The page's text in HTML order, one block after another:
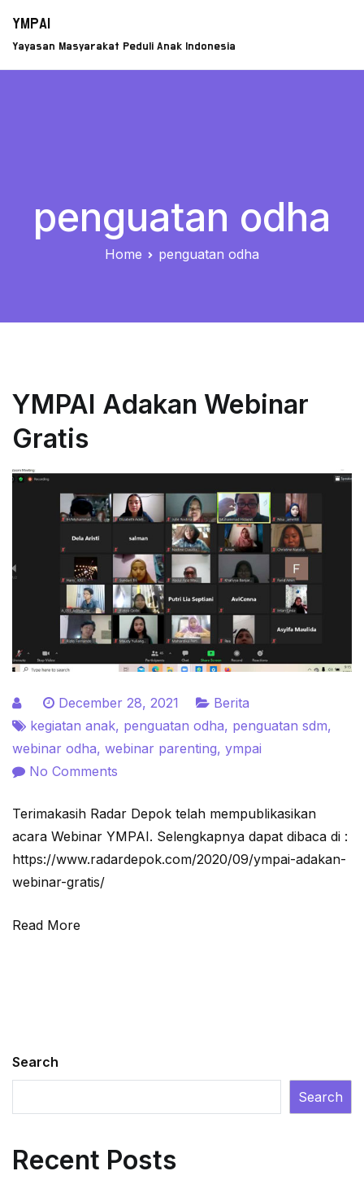
content
YMPAI
Yayasan Masyarakat Peduli Anak Indonesia
penguatan odha
Home penguatan odha
YMPAI Adakan Webinar
Gratis
December 28, 2021
Berita
kegiatan anak, penguatan odha, penguatan sdm,
webinar odha, webinar parenting, ympai
No Comments
Adakan
Webinar
Gratis
Terimakasih Radar Depok telah mempublikasikan
acara Webinar YMPAI. Selengkapnya dapat dibaca di :
https://www.radardepok.com/2020/09/ympai-adakan-
webinar-gratis/
Read More
Search
Search
Recent Posts